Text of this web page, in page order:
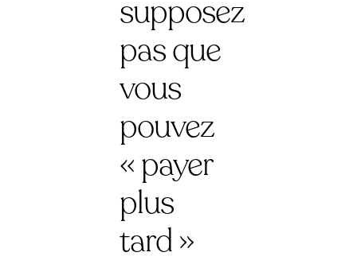
supposez
pas que
vous
pouvez
« payer
plus
tard »